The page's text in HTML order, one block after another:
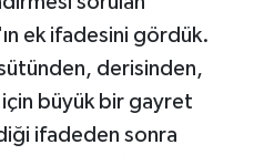
ek ifadesini gördük.
derisinden,
için büyük bir gayret
ifadeden sonra